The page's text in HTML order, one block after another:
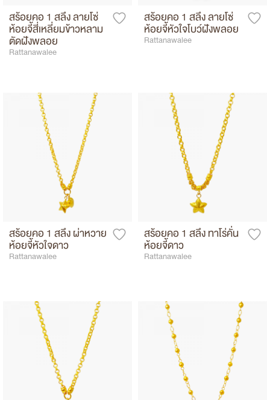
สร้อยคอ 1 สลึง ลายโซ่
ห้อยจี้สี่เหลี่ยมข้าวหลาม
ตัดฝังพลอย
Rattanawalee
สร้อยคอ 1 สลึง ลายโซ่
ห้อยจี้หัวใจโบว์ฝังพลอย
Rattanawalee
สร้อยคอ 1 สลึง ผ่าหวาย
ห้อยจี้หัวใจดาว
Rattanawalee
สร้อยคอ 1 สลึง ทาโร่คั่น
ห้อยจี้ดาว
Rattanawalee